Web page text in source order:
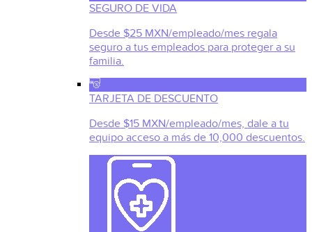
SEGURO DE VIDA
Desde $25 MXN/empleado/mes regala
seguro a tus empleados para proteger a su
familia.
TARJETA DE DESCUENTO
Desde $15 MXN/empleado/mes, dale a tu
equipo acceso a más de 10,000 descuentos.